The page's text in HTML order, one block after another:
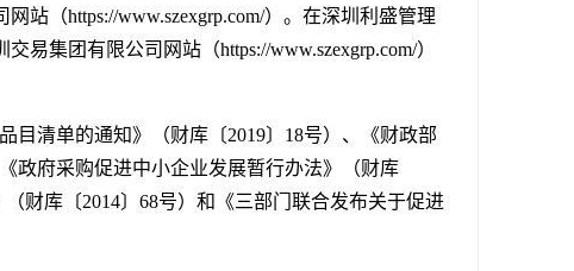
站（https://www.szexgrp.com/）。在深圳利盛管理
易集团有限公司网站（https://www.szexgrp.com/）
目清单的通知》（财库〔2019〕18号）、《财政部
政府采购促进中小企业发展暂行办法》（财库
财库〔2014〕68号）和《三部门联合发布关于促进